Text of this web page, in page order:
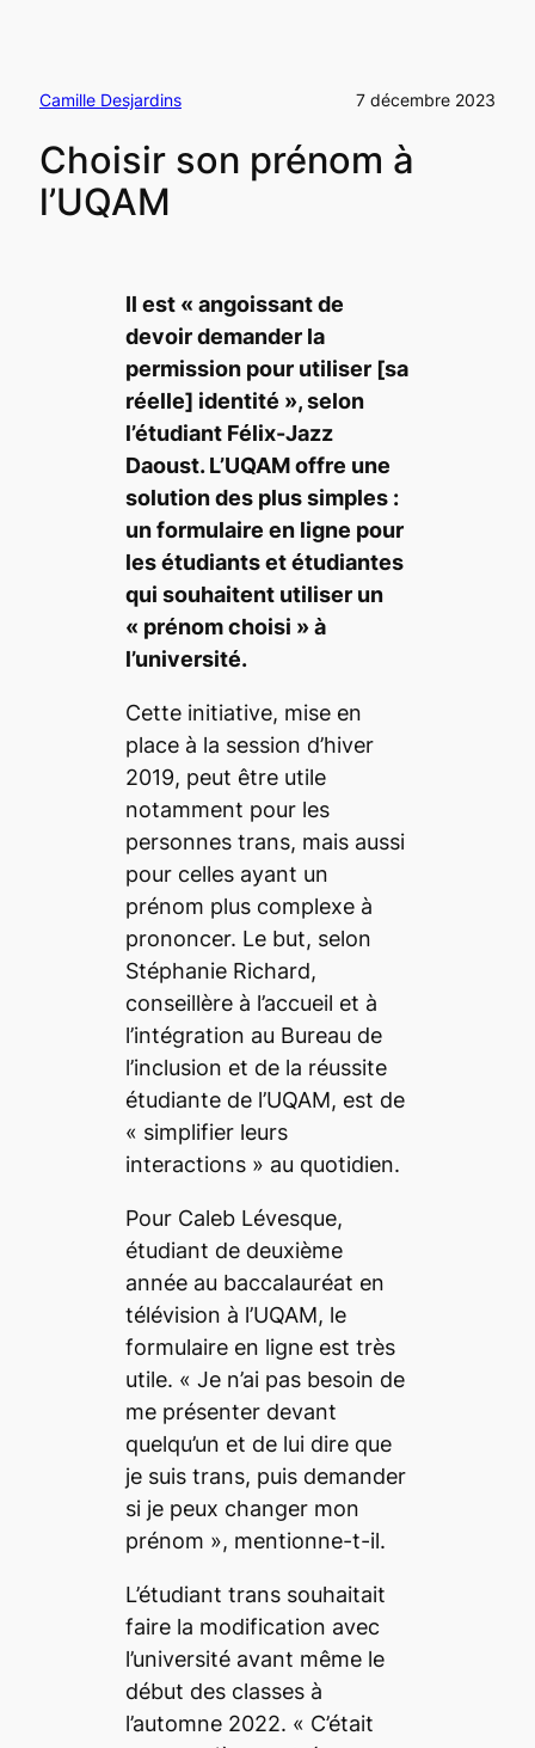
Camille Desjardins 7 décembre 2023
Choisir son prénom à
l’UQAM
Il est « angoissant de
devoir demander la
permission pour utiliser [sa
réelle] identité », selon
l’étudiant Félix-Jazz
Daoust. L’UQAM offre une
solution des plus simples :
un formulaire en ligne pour
les étudiants et étudiantes
qui souhaitent utiliser un
« prénom choisi » à
l’université.
Cette initiative, mise en
place à la session d’hiver
2019, peut être utile
notamment pour les
personnes trans, mais aussi
pour celles ayant un
prénom plus complexe à
prononcer. Le but, selon
Stéphanie Richard,
conseillère à l’accueil et à
l’intégration au Bureau de
l’inclusion et de la réussite
étudiante de l’UQAM, est de
« simplifier leurs
interactions » au quotidien.
Pour Caleb Lévesque,
étudiant de deuxième
année au baccalauréat en
télévision à l’UQAM, le
formulaire en ligne est très
utile. « Je n’ai pas besoin de
me présenter devant
quelqu’un et de lui dire que
je suis trans, puis demander
si je peux changer mon
prénom », mentionne-t-il.
L’étudiant trans souhaitait
faire la modification avec
l’université avant même le
début des classes à
l’automne 2022. « C’était